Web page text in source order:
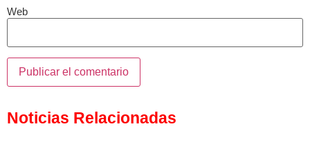
Web
Noticias Relacionadas